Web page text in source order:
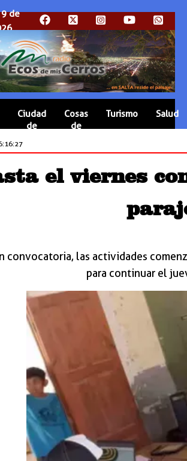
9 de
Ciudad
de
Cosas
de
Turismo Salud
el viernes
convocatoria, las actividades
para continuar el